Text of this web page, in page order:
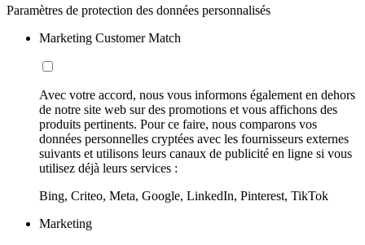
Paramètres de protection des données personnalisés
Marketing Customer Match
Avec votre accord, nous vous informons également en dehors
de notre site web sur des promotions et vous affichons des
produits pertinents. Pour ce faire, nous comparons vos
données personnelles cryptées avec les fournisseurs externes
suivants et utilisons leurs canaux de publicité en ligne si vous
utilisez déjà leurs services :
Bing, Criteo, Meta, Google, LinkedIn, Pinterest, TikTok
Marketing